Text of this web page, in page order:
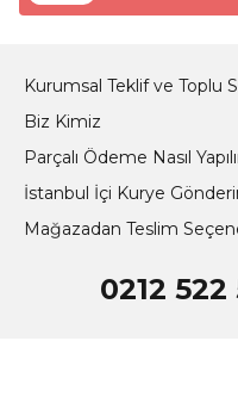
Kurumsal Teklif ve Toplu
Biz Kimiz
Parçalı Ödeme Nasıl
İstanbul İçi Kurye
Mağazadan Teslim
0212 522